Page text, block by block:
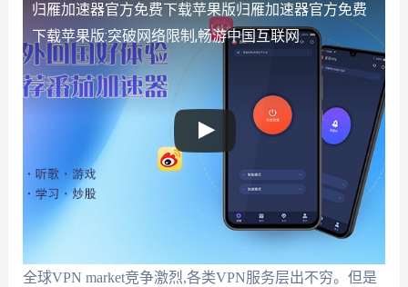
归雁加速器官方免费下载苹果版归雁加速器官方免费
下载苹果版:突破网络限制,畅游中国互联网
全球VPN market竞争激烈,各类VPN服务层出不穷。但是